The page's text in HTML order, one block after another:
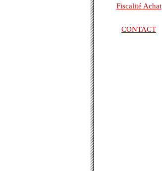
Fiscalité Achat
CONTACT